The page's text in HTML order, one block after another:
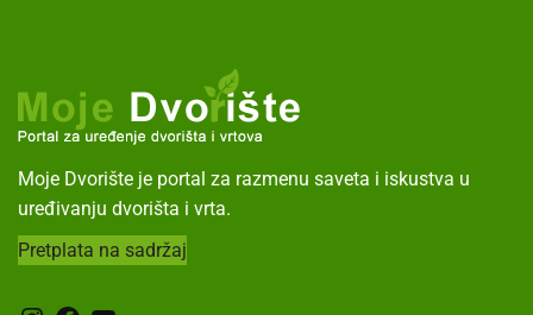
Moje Dvorište je portal za razmenu saveta i iskustva u
uređivanju dvorišta i vrta.
Pretplata na sadržaj